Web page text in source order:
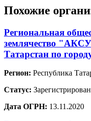
Похожие
Региональная
землячество
Татарстан по
Регион: Республика
Статус:
Дата ОГРН: 13.11.2020